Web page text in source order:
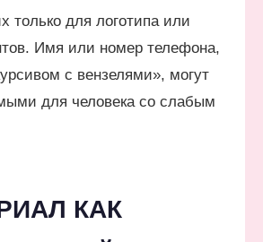
только для логотипа или
Имя или номер телефона,
с вензелями», могут
для человека со слабым
КАК